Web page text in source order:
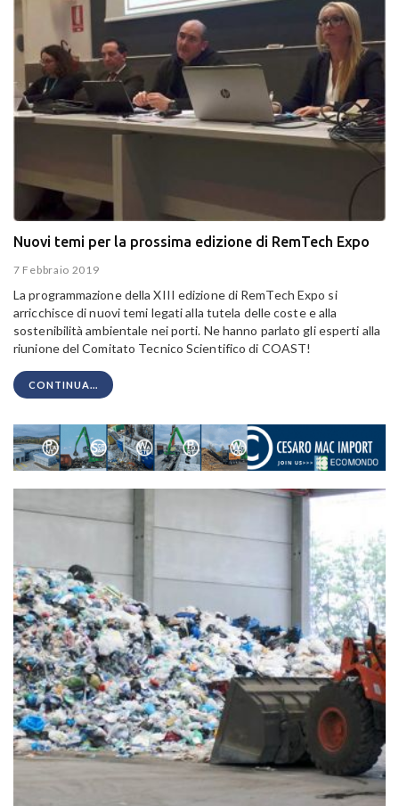
Nuovi temi per la prossima edizione di RemTech Expo
7 Febbraio 2019
La programmazione della XIII edizione di RemTech Expo si
arricchisce di nuovi temi legati alla tutela delle coste e alla
sostenibilità ambientale nei porti. Ne hanno parlato gli esperti alla
riunione del Comitato Tecnico Scientifico di COAST!
CONTINUA...